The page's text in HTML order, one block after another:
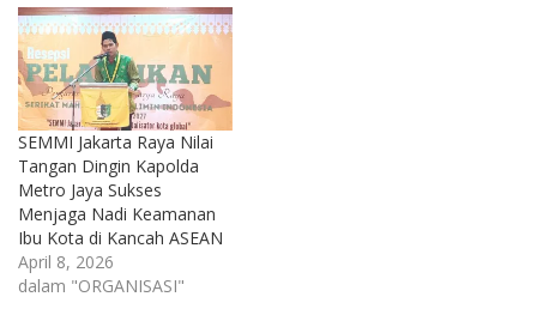
SEMMI Jakarta Raya Nilai
Tangan Dingin Kapolda
Metro Jaya Sukses
Menjaga Nadi Keamanan
Ibu Kota di Kancah ASEAN
April 8, 2026
dalam "ORGANISASI"